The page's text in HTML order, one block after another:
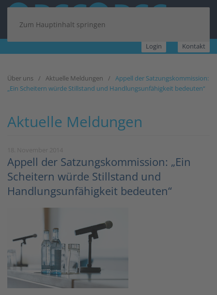
Zum Hauptinhalt springen
Login Kontakt
Über uns Aktuelle Meldungen
Appell der Satzungskommission:
„Ein Scheitern würde Stillstand und Handlungsunfähigkeit bedeuten“
Aktuelle Meldungen
Appell der Satzungskommission: „Ein
Scheitern würde Stillstand und
Handlungsunfähigkeit bedeuten“